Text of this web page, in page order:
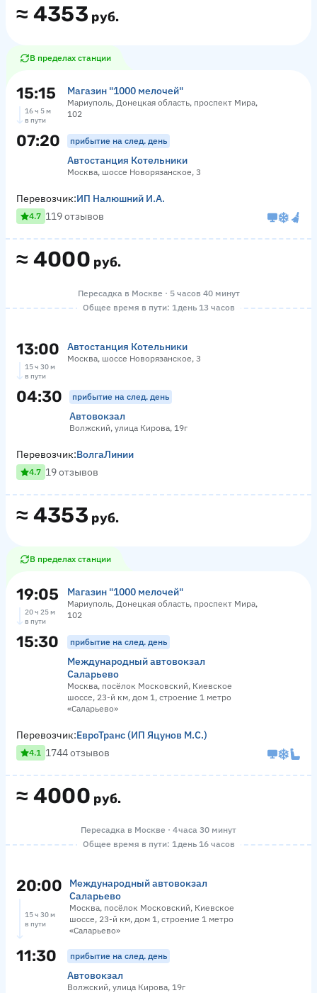
≈ 4353 руб.
В пределах станции
15:15 Магазин "1000 мелочей"
Мариуполь, Донецкая область, проспект Мира,
102
16 ч 5 м
в пути
07:20 прибытие на след. день
Автостанция Котельники
Москва, шоссе Новорязанское, 3
≈ 4000 руб.
Перевозчик:ИП Налюшний И.А.
4.7 119 отзывов
Пересадка в Москве · 5 часов 40 минут
Общее время в пути: 1 день 13 часов
13:00 Автостанция Котельники
Москва, шоссе Новорязанское, 3
15 ч 30 м
в пути
04:30 прибытие на след. день
Автовокзал
Волжский, улица Кирова, 19г
≈ 4353 руб.
Перевозчик:ВолгаЛинии
4.7 19 отзывов
В пределах станции
19:05 Магазин "1000 мелочей"
Мариуполь, Донецкая область, проспект Мира,
102
20 ч 25 м
в пути
15:30 прибытие на след. день
Международный автовокзал
Саларьево
Москва, посёлок Московский, Киевское
шоссе, 23-й км, дом 1, строение 1 метро
«Саларьево»
≈ 4000 руб.
Перевозчик:ЕвроТранс (ИП Яцунов М.С.)
4.1 1744 отзывов
Пересадка в Москве · 4 часа 30 минут
Общее время в пути: 1 день 16 часов
20:00
Международный автовокзал
Саларьево
Москва, посёлок Московский, Киевское
шоссе, 23-й км, дом 1, строение 1 метро
«Саларьево»
15 ч 30 м
в пути
11:30 прибытие на след. день
Автовокзал
Волжский, улица Кирова, 19г